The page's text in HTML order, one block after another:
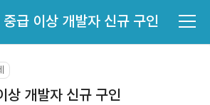
급 이상 개발자 신규 구인
상 개발자 신규 구인